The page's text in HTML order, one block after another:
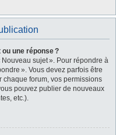
une réponse ?
sujet ». Pour répondre à
». Vous devez parfois être
forum, vos permissions
pouvez publier de nouveaux
etc.).